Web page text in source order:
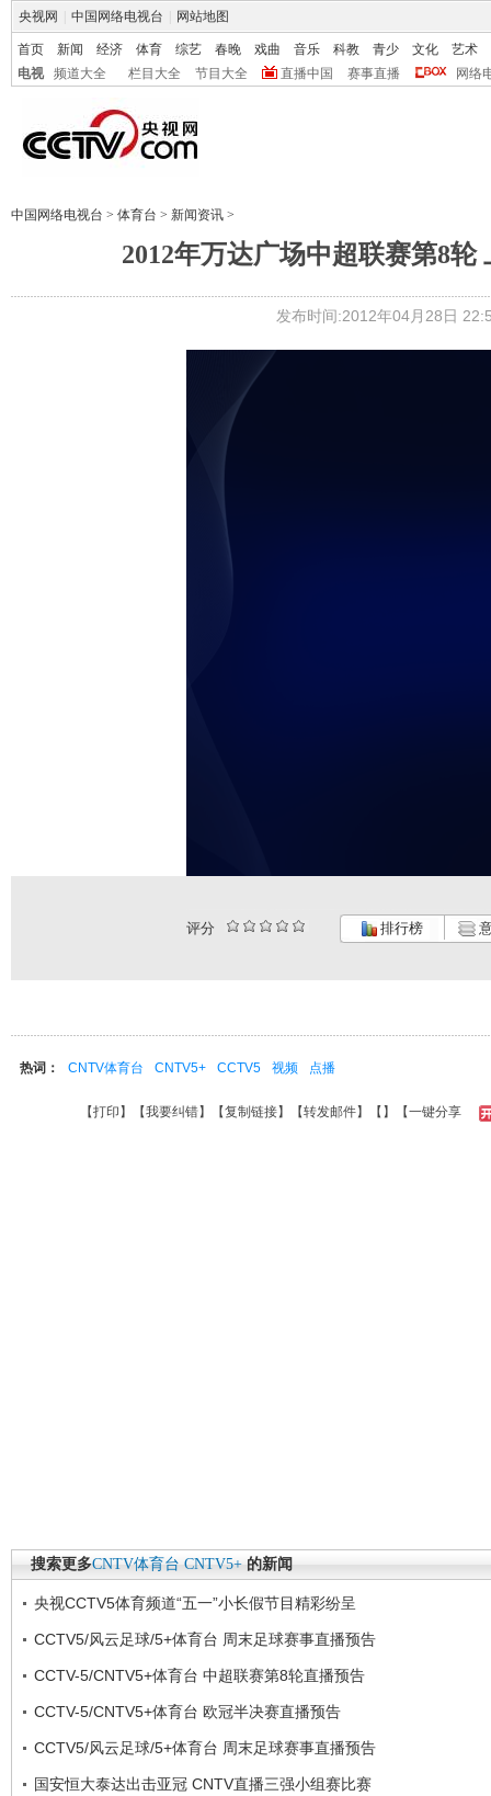
央视网 中国网络电视台 网站地图
首页 新闻 经济 体育 综艺 春晚 戏曲 音乐 科教 青少 文化
艺术
电视
频道大全 栏目大全 节目大全 直播中国 赛事直播 网络
中国网络电视台 > 体育台 > 新闻资讯 >
2012年万达广场中超联赛第8轮
发布时间:2012年04月28日
评分 排行榜
热词： CNTV体育台 CNTV5+ CCTV5 视频 点播
【打印 】【我要纠错】【复制链接】【转发邮件】【 】 【一键分享
搜索更多CNTV体育台 CNTV5+ 的新闻
央视CCTV5体育频道“五一”小长假节目精彩纷呈
CCTV5/风云足球/5+体育台 周末足球赛事直播预告
CCTV-5/CNTV5+体育台 中超联赛第8轮直播预告
CCTV-5/CNTV5+体育台 欧冠半决赛直播预告
CCTV5/风云足球/5+体育台 周末足球赛事直播预告
国安恒大泰达出击亚冠 CNTV直播三强小组赛比赛